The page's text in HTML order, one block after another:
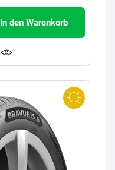
In den Warenkorb